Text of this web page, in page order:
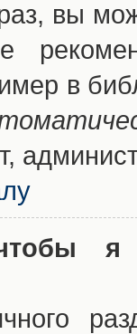
вы
в